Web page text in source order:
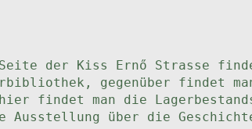
der Kiss Ernő Strasse
gegenüber findet
findet man die
über die